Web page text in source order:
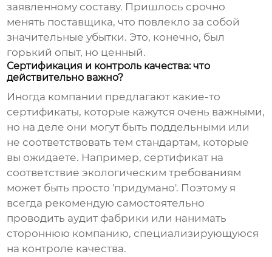
заявленному составу. Пришлось срочно
менять поставщика, что повлекло за собой
значительные убытки. Это, конечно, был
горький опыт, но ценный.
Сертификация и контроль качества: что
действительно важно?
Иногда компании предлагают какие-то
сертификаты, которые кажутся очень важными,
но на деле они могут быть поддельными или
не соответствовать тем стандартам, которые
вы ожидаете. Например, сертификат на
соответствие экологическим требованиям
может быть просто 'придумано'. Поэтому я
всегда рекомендую самостоятельно
проводить аудит фабрики или нанимать
стороннюю компанию, специализирующуюся
на контроле качества.